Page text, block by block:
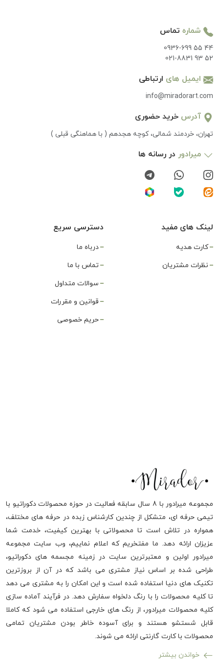
شماره تماس
0936-699 55 44
021-8831 93 52
ایمیل های ارتباطی
info@miradorart.com
آدرس خرید حضوری
تهران، خردمند شمالی، کوچه هجدهم ( با هماهنگی قبلی )
میرادور در رسانه ها
لینک های مفید
کارت هدیه
نظرات مشتریان
دسترسی سریع
درباه ما
تماس با ما
سوالات متداول
قوانین و مقررات
حریم خصوصی
مجموعه میرادور با 8 سال سابقه فعالیت در حوزه محصولات دکوراتیو با
تیمی حرفه ای، متشکل از چندین کارشناس زبده در حرفه های مختلف،
همواره در تلاش است تا محصولاتی با بهترین کیفیت، خدمت شما
عزیزان ارائه دهد. ما مفتخریم که اعلام نماییم، وب سایت مجموعه
میرادور اولین و معتبرترین سایت در زمینه مجسمه های دکوراتیو،
طراحی شده بر اساس نیاز مشتری می باشد که در آن از بروزترین
تکنیک های دنیا استفاده شده است و این امکان را به مشتری می دهد
تا کلیه محصولات را با رنگ دلخواه سفارش دهد. در فرآیند آماده سازی
کلیه محصولات میرادور، از رنگ های خارجی استفاده می شود که کاملا
قابل شستشو هستند و برای آسوده خاطر بودن مشتریان تمامی
محصولات با کارت گارنتی ارائه می شوند.
خواندن بیشتر